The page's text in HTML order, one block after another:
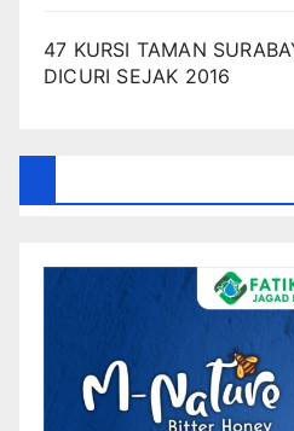
47 KURSI TAMAN
DICURI SEJAK 2016